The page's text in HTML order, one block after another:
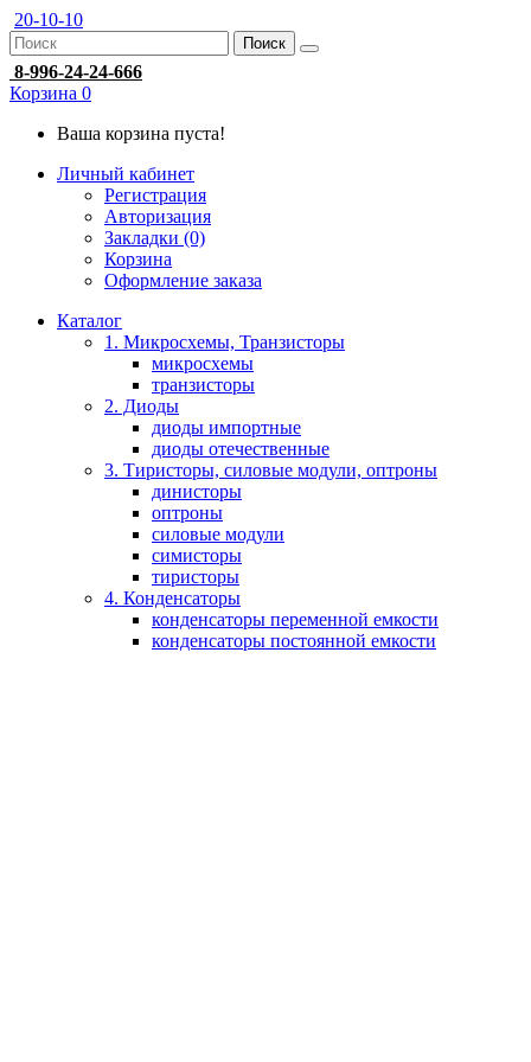
20-10-10
Поиск
8-996-24-24-666
Корзина 0
Ваша корзина пуста!
Личный кабинет
Регистрация
Авторизация
Закладки (0)
Корзина
Оформление заказа
Каталог
1. Микросхемы, Транзисторы
микросхемы
транзисторы
2. Диоды
диоды импортные
диоды отечественные
3. Тиристоры, силовые модули, оптроны
динисторы
оптроны
силовые модули
симисторы
тиристоры
4. Конденсаторы
конденсаторы переменной емкости
конденсаторы постоянной емкости